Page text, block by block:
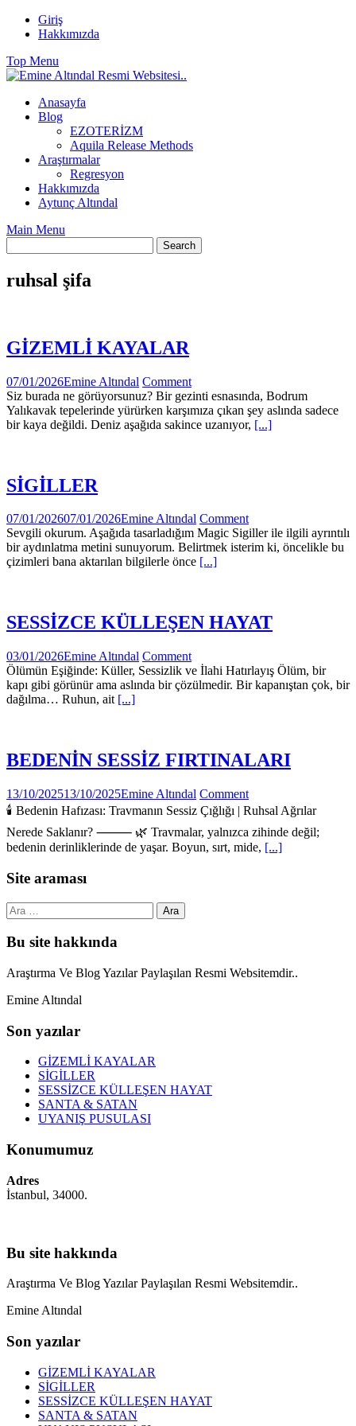
Skip
Giriş
Hakkımızda
Top Menu
Anasayfa
Blog
EZOTERİZM
Aquila Release Methods
Araştırmalar
Regresyon
Hakkımızda
Aytunç Altındal
Main Menu
ruhsal şifa
GİZEMLİ KAYALAR
07/01/2026Emine Altındal Comment
Siz burada ne görüyorsunuz? Bir gezinti esnasında, Bodrum
Yalıkavak tepelerinde yürürken karşımıza çıkan şey aslında sadece
bir kaya değildi. Deniz aşağıda sakince uzanıyor, [...]
SİGİLLER
07/01/202607/01/2026Emine Altındal Comment
Sevgili okurum. Aşağıda tasarladığım Magic Sigiller ile ilgili ayrıntılı
bir aydınlatma metini sunuyorum. Belirtmek isterim ki, öncelikle bu
çizimleri bana aktarılan bilgilerle önce [...]
SESSİZCE KÜLLEŞEN HAYAT
03/01/2026Emine Altındal Comment
Ölümün Eşiğinde: Küller, Sessizlik ve İlahi Hatırlayış Ölüm, bir
kapı gibi görünür ama aslında bir çözülmedir. Bir kapanıştan çok, bir
dağılma… Ruhun, ait [...]
BEDENİN SESSİZ FIRTINALARI
13/10/202513/10/2025Emine Altındal Comment
🕯️ Bedenin Hafızası: Travmanın Sessiz Çığlığı | Ruhsal Ağrılar
Nerede Saklanır? ⸻ 🌿 Travmalar, yalnızca zihinde değil;
bedenin derinliklerinde de yaşar. Boyun, sırt, mide, [...]
Site araması
Arama:
Bu site hakkında
Araştırma Ve Blog Yazılar Paylaşılan Resmi Websitemdir..
Emine Altındal
Son yazılar
GİZEMLİ KAYALAR
SİGİLLER
SESSİZCE KÜLLEŞEN HAYAT
SANTA & SATAN
UYANIŞ PUSULASI
Konumumuz
Adres
İstanbul, 34000.
Bu site hakkında
Araştırma Ve Blog Yazılar Paylaşılan Resmi Websitemdir..
Emine Altındal
Son yazılar
GİZEMLİ KAYALAR
SİGİLLER
SESSİZCE KÜLLEŞEN HAYAT
SANTA & SATAN